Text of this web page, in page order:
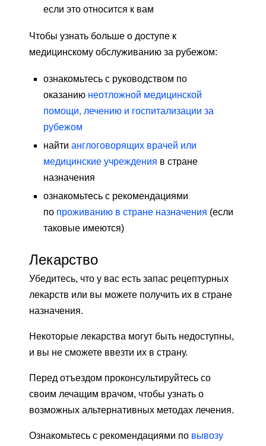
если это относится к вам
Чтобы узнать больше о доступе к
медицинскому обслуживанию за рубежом:
ознакомьтесь с руководством по
оказанию неотложной медицинской
помощи, лечению и госпитализации за
рубежом
найти англоговорящих врачей или
медицинские учреждения в стране
назначения
ознакомьтесь с рекомендациями
по проживанию в стране назначения (если
таковые имеются)
Лекарство
Убедитесь, что у вас есть запас рецептурных
лекарств или вы можете получить их в стране
назначения.
Некоторые лекарства могут быть недоступны,
и вы не сможете ввезти их в страну.
Перед отъездом проконсультируйтесь со
своим лечащим врачом, чтобы узнать о
возможных альтернативных методах лечения.
Ознакомьтесь с рекомендациями по вывозу